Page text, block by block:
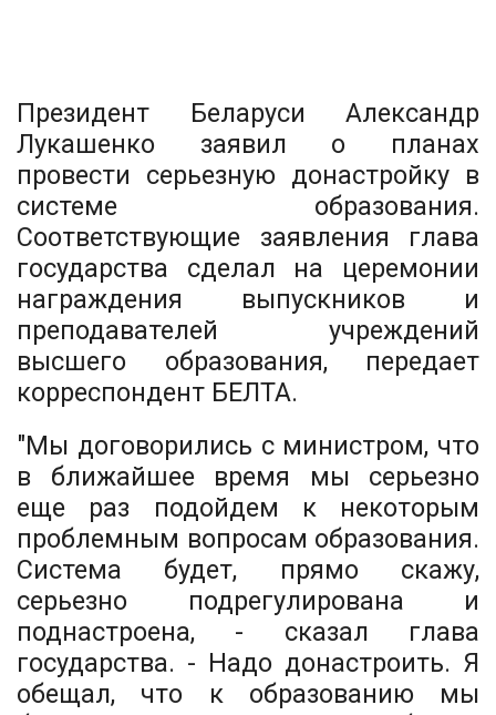
Президент Беларуси Александр
Лукашенко заявил о планах
провести серьезную донастройку в
системе образования.
Соответствующие заявления глава
государства сделал на церемонии
награждения выпускников и
преподавателей учреждений
высшего образования, передает
корреспондент БЕЛТА.
"Мы договорились с министром, что
в ближайшее время мы серьезно
еще раз подойдем к некоторым
проблемным вопросам образования.
Система будет, прямо скажу,
серьезно подрегулирована и
поднастроена, - сказал глава
государства. - Надо донастроить. Я
обещал, что к образованию мы